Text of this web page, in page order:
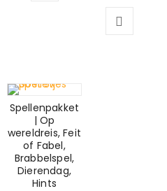
Spellenpakket
| Op
wereldreis, Feit
of Fabel,
Brabbelspel,
Dierendag,
Hints